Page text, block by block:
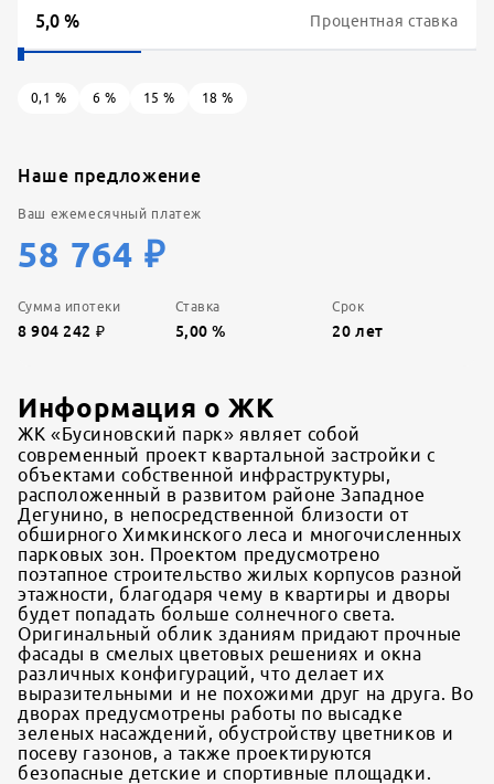
Процентная ставка
0,1 % 6 % 15 % 18 %
Наше предложение
Ваш ежемесячный платеж
58 764 ₽
Сумма ипотеки
8 904 242 ₽
Ставка
5,00 %
Срок
20 лет
Информация о ЖК
ЖК «Бусиновский парк» являет собой
современный проект квартальной застройки с
объектами собственной инфраструктуры,
расположенный в развитом районе Западное
Дегунино, в непосредственной близости от
обширного Химкинского леса и многочисленных
парковых зон. Проектом предусмотрено
поэтапное строительство жилых корпусов разной
этажности, благодаря чему в квартиры и дворы
будет попадать больше солнечного света.
Оригинальный облик зданиям придают прочные
фасады в смелых цветовых решениях и окна
различных конфигураций, что делает их
выразительными и не похожими друг на друга. Во
дворах предусмотрены работы по высадке
зеленых насаждений, обустройству цветников и
посеву газонов, а также проектируются
безопасные детские и спортивные площадки.